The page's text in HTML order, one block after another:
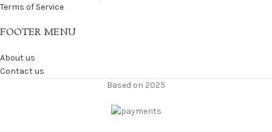
Terms of Service
FOOTER MENU
About us
Contact us
Based on 2025